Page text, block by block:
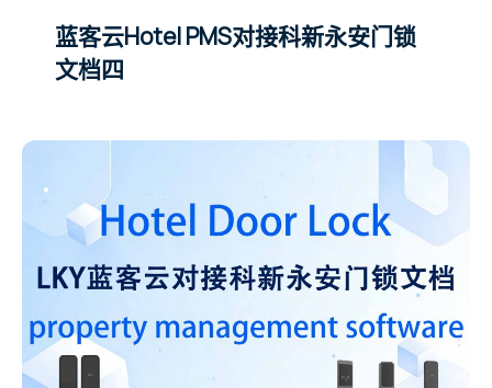
蓝客云Hotel PMS对接科新永安门锁
文档四